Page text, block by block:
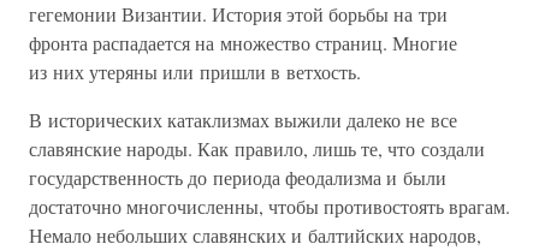
гегемонии Византии. История этой борьбы на три
фронта распадается на множество страниц. Многие
из них утеряны или пришли в ветхость.
В исторических катаклизмах выжили далеко не все
славянские народы. Как правило, лишь те, что создали
государственность до периода феодализма и были
достаточно многочисленны, чтобы противостоять врагам.
Немало небольших славянских и балтийских народов,